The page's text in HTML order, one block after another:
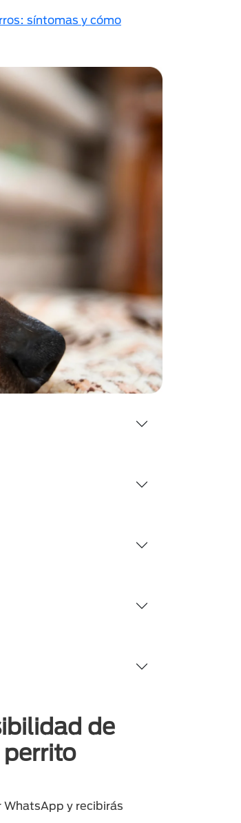
síntomas y cómo
de
WhatsApp y recibirás